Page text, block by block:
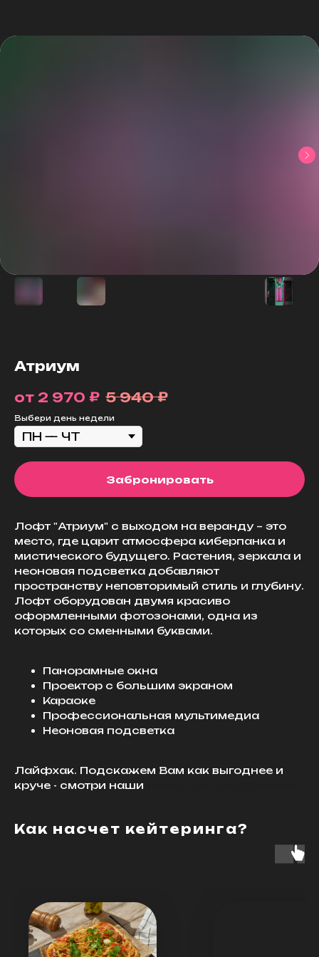
Атриум
2 970 ₽ 5 940 ₽
Выбери день недели
Забронировать
Лофт "Атриум" с выходом на веранду – это
место, где царит атмосфера киберпанка и
мистического будущего. Растения, зеркала и
неоновая подсветка добавляют
пространству неповторимый стиль и глубину.
Лофт оборудован двумя красиво
оформленными фотозонами, одна из
которых со сменными буквами.
Панорамные окна
Проектор с большим экраном
Караоке
Профессиональная мультимедиа
Неоновая подсветка
Лайфхак. Подскажем Вам как выгоднее и
круче - смотри наши
Как насчет кейтеринга?